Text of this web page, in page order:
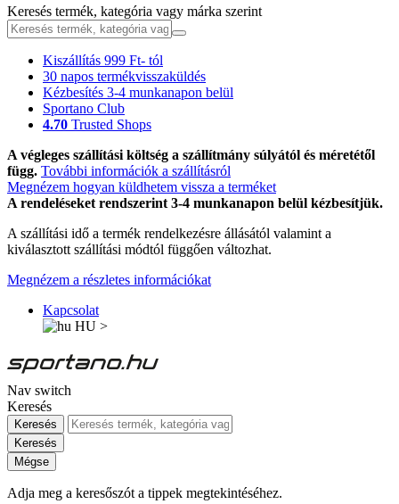
Keresés termék, kategória vagy márka szerint
Kiszállítás 999 Ft- tól
30 napos termékvisszaküldés
Kézbesítés 3-4 munkanapon belül
Sportano Club
4.70 Trusted Shops
A végleges szállítási költség a szállítmány súlyától és méretétől
függ. További információk a szállításról
Megnézem hogyan küldhetem vissza a terméket
A rendeléseket rendszerint 3-4 munkanapon belül kézbesítjük.
A szállítási idő a termék rendelkezésre állásától valamint a
kiválasztott szállítási módtól függően változhat.
Megnézem a részletes információkat
Kapcsolat
HU >
Nav switch
Keresés
Keresés
Keresés
Mégse
Adja meg a keresőszót a tippek megtekintéséhez.